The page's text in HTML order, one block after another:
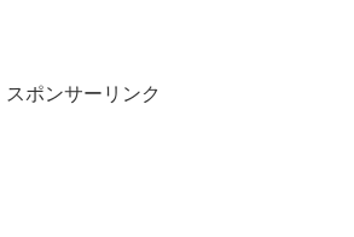
スポンサーリンク